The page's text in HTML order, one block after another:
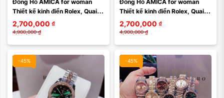
Đồng Hồ AMICA for woman
Thiết kế kinh điển Rolex, Quai
kim loại demi Kính sapphire
mặt bả trầu
2,700,000 ₫
4,900,000 ₫
Đồng Hồ AMICA for woman
Thiết kế kinh điển Rolex, Quai
kim loại demi Kính sapphire
mặt xanh nhạt
2,700,000 ₫
4,900,000 ₫
-45% -45%